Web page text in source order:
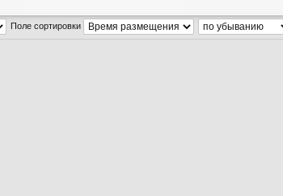
Поле сортировки